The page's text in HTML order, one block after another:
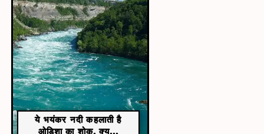
ये भयंकर नदी कहलाती है
ओडिशा का शोक, क्य...